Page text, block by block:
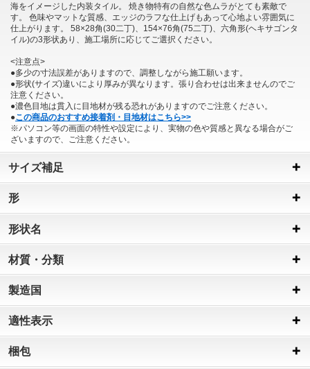
海をイメージした内装タイル。 焼き物特有の自然な色ムラがとても素敵で
す。 色味やマットな質感、エッジのラフな仕上げもあって心地よい雰囲気に
仕上がります。 58×28角(30二丁)、154×76角(75二丁)、六角形(ヘキサゴンタ
イル)の3形状あり、施工場所に応じてご選択ください。
<注意点>
●多少の寸法誤差がありますので、調整しながら施工願います。
●形状(サイズ)違いにより厚みが異なります。張り合わせは出来ませんのでご
注意ください。
●濃色目地は貫入に目地材が残る恐れがありますのでご注意ください。
●この商品のおすすめ接着剤・目地材はこちら>>
※パソコン等の画面の特性や設定により、実物の色や質感と異なる場合がご
ざいますので、ご注意ください。
サイズ補足
形
形状名
材質・分類
製造国
適性表示
梱包